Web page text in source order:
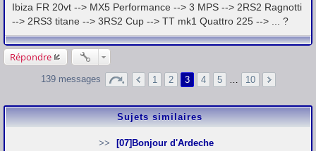
Ibiza FR 20vt --> MX5 Performance --> 3 MPS --> 2RS2 Ragnotti
--> 2RS3 titane --> 3RS2 Cup --> TT mk1 Quattro 225 --> ... ?
Répondre
139 messages 1 2 3 4 5 10
Sujets similaires
[07]Bonjour d'Ardeche